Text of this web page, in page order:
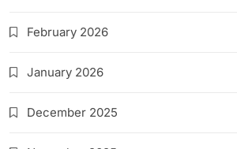
February 2026
January 2026
December 2025